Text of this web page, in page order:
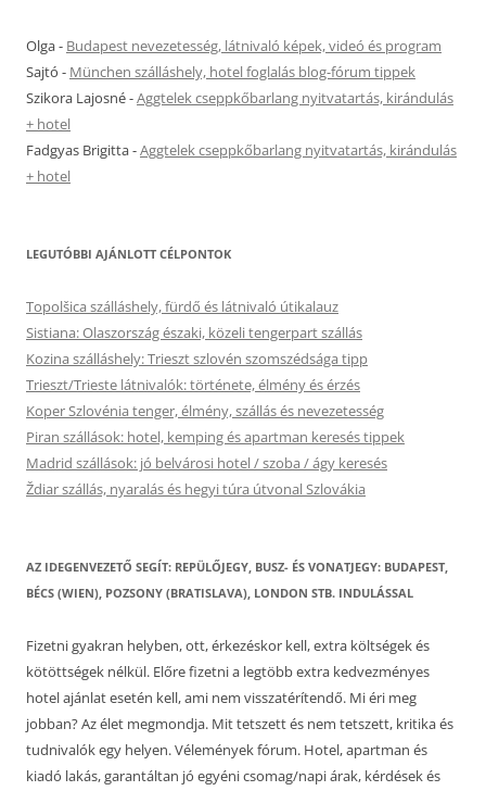
Olga- Budapest nevezetesség, látnivaló képek, videó és program
Sajtó - München szálláshely, hotel foglalás blog-fórum tippek
Szikora Lajosné-Aggtelek cseppkőbarlang nyitvatartás, kirándulás
+ hotel
Fadgyas Brigitta-Aggtelek cseppkőbarlang nyitvatartás, kirándulás
+ hotel
LEGUTÓBBI AJÁNLOTT CÉLPONTOK
Topolšica szálláshely, fürdő és látnivaló útikalauz
Sistiana: Olaszország északi, közeli tengerpart szállás
Kozina szálláshely: Trieszt szlovén szomszédsága tipp
Trieszt/Trieste látnivalók: története, élmény és érzés
Koper Szlovénia tenger, élmény, szállás és nevezetesség
Piran szállások: hotel, kemping és apartman keresés tippek
Madrid szállások: jó belvárosi hotel / szoba / ágy keresés
Ždiar szállás, nyaralás és hegyi túra útvonal Szlovákia
AZ IDEGENVEZETŐ SEGÍT: REPÜLŐJEGY, BUSZ- ÉS VONATJEGY: BUDAPEST,
BÉCS (WIEN), POZSONY (BRATISLAVA), LONDON STB. INDULÁSSAL
Fizetni gyakran helyben, ott, érkezéskor kell, extra költségek és
kötöttségek nélkül. Előre fizetni a legtöbb extra kedvezményes
hotel ajánlat esetén kell, ami nem visszatérítendő. Mi éri meg
jobban? Az élet megmondja. Mit tetszett és nem tetszett, kritika és
tudnivalók egy helyen. Vélemények fórum. Hotel, apartman és
kiadó lakás, garantáltan jó egyéni csomag/napi árak, kérdések és